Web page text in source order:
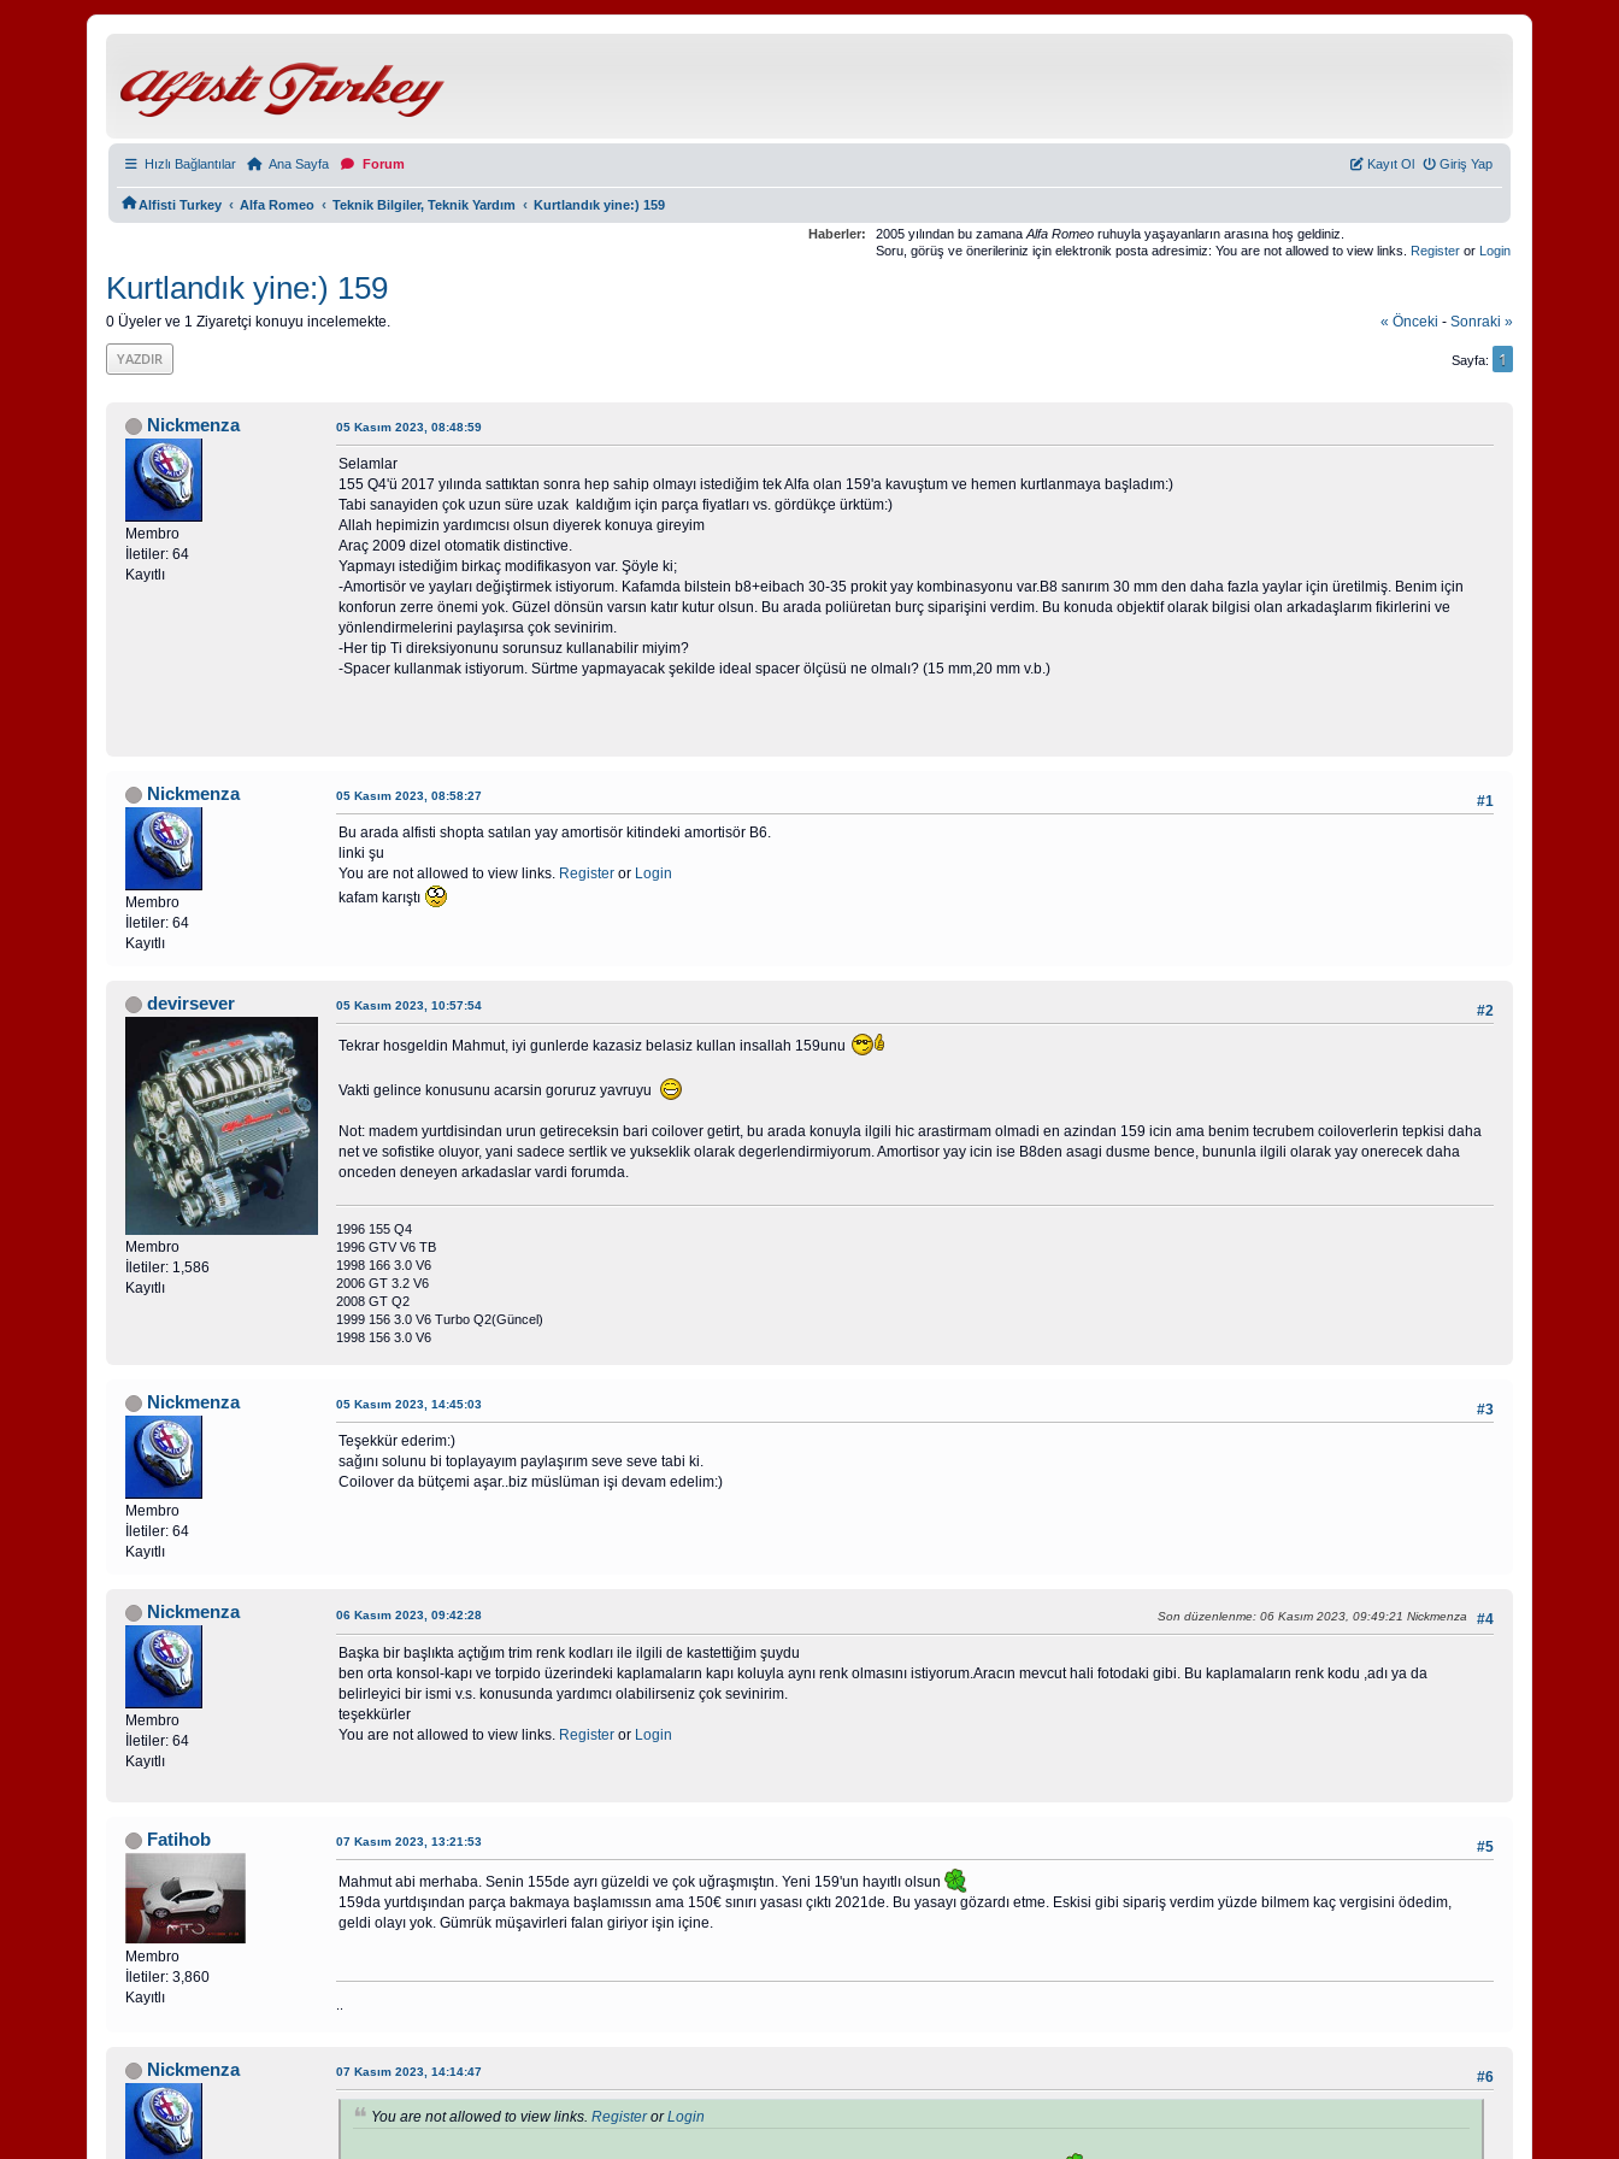
Hızlı Bağlantılar Ana Sayfa Forum Giriş Yap
Kayıt Ol
Alfisti Turkey ‹ Alfa Romeo ‹ Teknik Bilgiler, Teknik Yardım ‹ Kurtlandık yine:) 159
Haberler:
2005 yılından bu zamana Alfa Romeo ruhuyla yaşayanların arasına hoş geldiniz.
Soru, görüş ve önerileriniz için elektronik posta adresimiz: You are not allowed to view links. Register or Login
Kurtlandık yine:) 159
« Önceki - Sonraki »
0 Üyeler ve 1 Ziyaretçi konuyu incelemekte.
YAZDIR Sayfa 1
Nickmenza
Membro
İletiler: 64
Kayıtlı
05 Kasım 2023, 08:48:59
Selamlar
155 Q4'ü 2017 yılında sattıktan sonra hep sahip olmayı istediğim tek Alfa olan 159'a kavuştum ve hemen kurtlanmaya başladım:)
Tabi sanayiden çok uzun süre uzak kaldığım için parça fiyatları vs. gördükçe ürktüm:)
Allah hepimizin yardımcısı olsun diyerek konuya gireyim
Araç 2009 dizel otomatik distinctive.
Yapmayı istediğim birkaç modifikasyon var. Şöyle ki;
-Amortisör ve yayları değiştirmek istiyorum. Kafamda bilstein b8+eibach 30-35 prokit yay kombinasyonu var.B8 sanırım 30 mm den daha fazla yaylar için üretilmiş. Benim için
konforun zerre önemi yok. Güzel dönsün varsın katır kutur olsun. Bu arada poliüretan burç siparişini verdim. Bu konuda objektif olarak bilgisi olan arkadaşlarım fikirlerini ve
yönlendirmelerini paylaşırsa çok sevinirim.
-Her tip Ti direksiyonunu sorunsuz kullanabilir miyim?
-Spacer kullanmak istiyorum. Sürtme yapmayacak şekilde ideal spacer ölçüsü ne olmalı? (15 mm,20 mm v.b.)
Nickmenza
Membro
İletiler: 64
Kayıtlı
#1
05 Kasım 2023, 08:58:27
Bu arada alfisti shopta satılan yay amortisör kitindeki amortisör B6.
linki şu
You are not allowed to view links. Register or Login
kafam karıştı
devirsever
Membro
İletiler: 1,586
Kayıtlı
#2
05 Kasım 2023, 10:57:54
Tekrar hosgeldin Mahmut, iyi gunlerde kazasiz belasiz kullan insallah 159unu
Vakti gelince konusunu acarsin goruruz yavruyu
Not: madem yurtdisindan urun getireceksin bari coilover getirt, bu arada konuyla ilgili hic arastirmam olmadi en azindan 159 icin ama benim tecrubem coiloverlerin tepkisi daha
net ve sofistike oluyor, yani sadece sertlik ve yukseklik olarak degerlendirmiyorum. Amortisor yay icin ise B8den asagi dusme bence, bununla ilgili olarak yay onerecek daha
onceden deneyen arkadaslar vardi forumda.
1996 155 Q4
1996 GTV V6 TB
1998 166 3.0 V6
2006 GT 3.2 V6
2008 GT Q2
1999 156 3.0 V6 Turbo Q2(Güncel)
1998 156 3.0 V6
Nickmenza
Membro
İletiler: 64
Kayıtlı
#3
05 Kasım 2023, 14:45:03
Teşekkür ederim:)
sağını solunu bi toplayayım paylaşırım seve seve tabi ki.
Coilover da bütçemi aşar..biz müslüman işi devam edelim:)
Nickmenza
Membro
İletiler: 64
Kayıtlı
#4
06 Kasım 2023, 09:42:28 Son düzenlenme: 06 Kasım 2023, 09:49:21 Nickmenza
Başka bir başlıkta açtığım trim renk kodları ile ilgili de kastettiğim şuydu
ben orta konsol-kapı ve torpido üzerindeki kaplamaların kapı koluyla aynı renk olmasını istiyorum.Aracın mevcut hali fotodaki gibi. Bu kaplamaların renk kodu ,adı ya da
belirleyici bir ismi v.s. konusunda yardımcı olabilirseniz çok sevinirim.
teşekkürler
You are not allowed to view links. Register or Login
Fatihob
Membro
İletiler: 3,860
Kayıtlı
#5
07 Kasım 2023, 13:21:53
Mahmut abi merhaba. Senin 155de ayrı güzeldi ve çok uğraşmıştın. Yeni 159'un hayıtlı olsun
159da yurtdışından parça bakmaya başlamıssın ama 150€ sınırı yasası çıktı 2021de. Bu yasayı gözardı etme. Eskisi gibi sipariş verdim yüzde bilmem kaç vergisini ödedim,
geldi olayı yok. Gümrük müşavirleri falan giriyor işin içine.
Nickmenza #6
07 Kasım 2023, 14:14:47
You are not allowed to view links. RegisterorLogin